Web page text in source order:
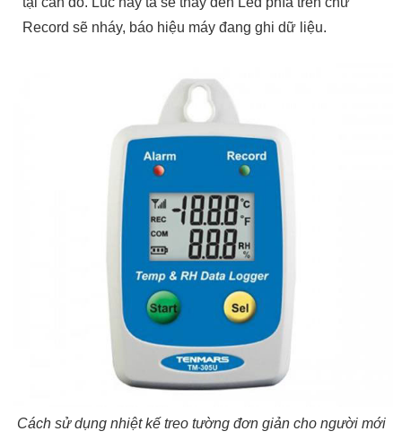
Record sẽ nháy, báo hiệu máy đang ghi dữ liệu.
Cách sử dụng nhiệt kế treo tường đơn giản cho người mới